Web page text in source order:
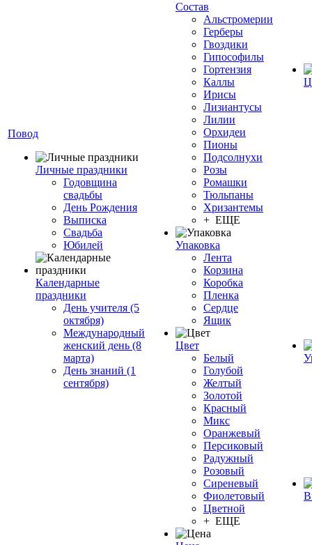
Повод
Личные праздники
Годовщина
свадьбы
День Рождения
Выписка
Свадьба
Юбилей
Календарные
праздники
День учителя (5
октября)
Международный
женский день (8
марта)
День знаний (1
сентября)
Состав
Альстромерии
Герберы
Гвоздики
Гипософилы
Гортензия
Каллы
Ирисы
Лизиантусы
Лилии
Орхидеи
Пионы
Подсолнухи
Розы
Ромашки
Тюльпаны
Хризантемы
+ ЕЩЕ
Упаковка
Лента
Корзина
Коробка
Пленка
Сердце
Ящик
Цвет
Белый
Голубой
Желтый
Золотой
Красный
Микс
Оранжевый
Персиковый
Радужный
Розовый
Сиреневый
Фиолетовый
Цветной
+ ЕЩЕ